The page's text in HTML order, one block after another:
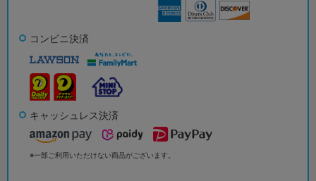
コンビニ決済
キャッシュレス決済
※一部ご利用いただけない商品がございます。